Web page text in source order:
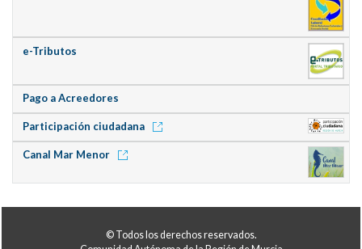
e-Tributos
Pago a Acreedores
Participación ciudadana
Canal Mar Menor
© Todos los derechos reservados.